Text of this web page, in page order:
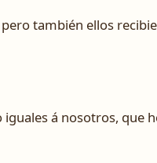
también ellos
á nosotros, que